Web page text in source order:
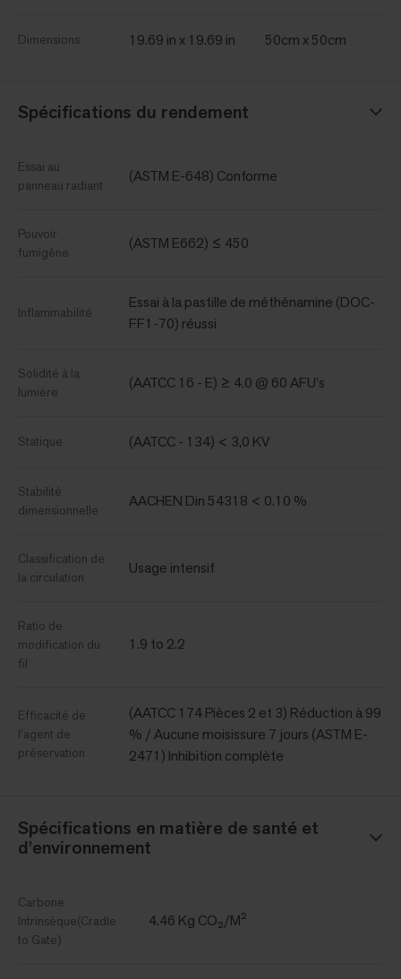
Dimensions 19.69 in x 19.69 in 50cm x 50cm
Spécifications du rendement
Essai au
panneau radiant
(ASTM E-648) Conforme
Pouvoir
fumigène
(ASTM E662) ≤ 450
Inflammabilité
Essai à la pastille de méthénamine (DOC-
FF1-70) réussi
Solidité à la
lumière
(AATCC 16 - E) ≥ 4.0 @ 60 AFU's
Statique (AATCC - 134) < 3,0 KV
Stabilité
dimensionnelle
AACHEN Din 54318 < 0.10 %
Classification de
la circulation
Usage intensif
Ratio de
modification du
fil
1.9 to 2.2
Efficacité de
l'agent de
préservation
(AATCC 174 Pièces 2 et 3) Réduction à 99
% / Aucune moisissure 7 jours (ASTM E-
2471) Inhibition complète
Spécifications en matière de santé et
d'environnement
Carbone
Intrinsèque(Cradle
to Gate)
4.46 Kg CO₂/M²